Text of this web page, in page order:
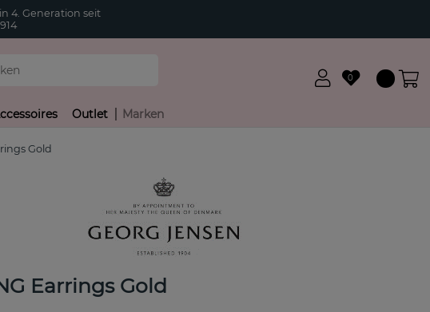
4. Generation seit
0
Outlet Marken
Gold
Earrings Gold